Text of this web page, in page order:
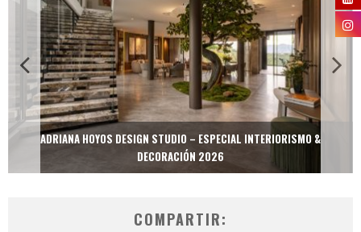
ADRIANA HOYOS DESIGN STUDIO – ESPECIAL INTERIORISMO &
DECORACIÓN 2026
COMPARTIR: